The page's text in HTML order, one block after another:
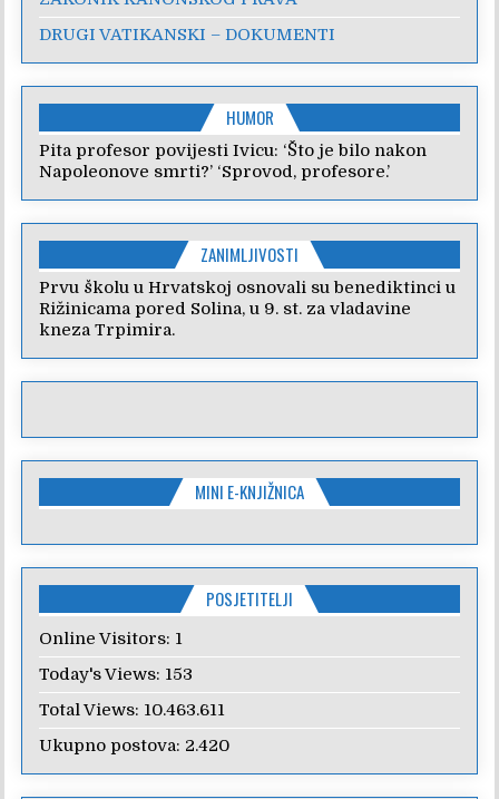
DRUGI VATIKANSKI – DOKUMENTI
HUMOR
Pita profesor povijesti Ivicu: ‘Što je bilo nakon
Napoleonove smrti?’ ‘Sprovod, profesore.’
ZANIMLJIVOSTI
Prvu školu u Hrvatskoj osnovali su benediktinci u
Rižinicama pored Solina, u 9. st. za vladavine
kneza Trpimira.
MINI E-KNJIŽNICA
POSJETITELJI
Online Visitors: 1
Today's Views: 153
Total Views: 10.463.611
Ukupno postova: 2.420